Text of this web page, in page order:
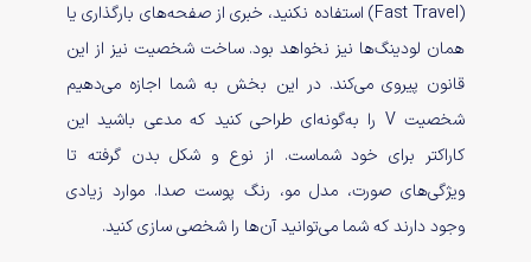
(Fast Travel) استفاده نکنید، خبری از صفحه‌های بارگذاری یا
همان لودینگ‌ها نیز نخواهد بود. ساخت شخصیت نیز از این
قانون پیروی می‌کند. در این بخش به شما اجازه می‌دهیم
شخصیت V را به‌گونه‌ای طراحی کنید که مدعی باشید این
کاراکتر برای خود شماست. از نوع و شکل بدن گرفته تا
ویژگی‌های صورت، مدل مو، رنگ پوست صدا. موارد زیادی
وجود دارند که شما می‌توانید آن‌ها را شخصی سازی کنید.